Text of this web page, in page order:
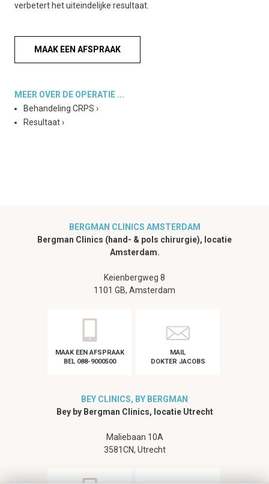
verbetert het uiteindelijke resultaat.
MAAK EEN AFSPRAAK
MEER OVER DE OPERATIE ...
Behandeling CRPS›
Resultaat›
BERGMAN CLINICS AMSTERDAM
Bergman Clinics (hand- & pols chirurgie), locatie
Amsterdam.
Keienbergweg 8
1101 GB, Amsterdam
MAAK EEN AFSPRAAK
BEL 088-9000500
MAIL
DOKTER JACOBS
BEY CLINICS, BY BERGMAN
Bey by Bergman Clinics, locatie Utrecht
Maliebaan 10A
3581CN, Utrecht